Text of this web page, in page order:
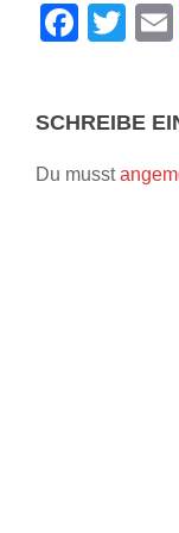
SCHREIBE
Du musst